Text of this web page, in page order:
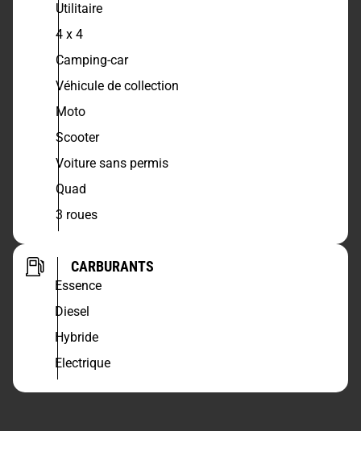
Utilitaire
4 x 4
Camping-car
Véhicule de collection
Moto
Scooter
Voiture sans permis
Quad
3 roues
CARBURANTS
Essence
Diesel
Hybride
Electrique